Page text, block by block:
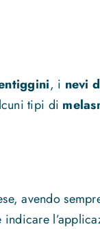
, i nevi
tipi di
avendo